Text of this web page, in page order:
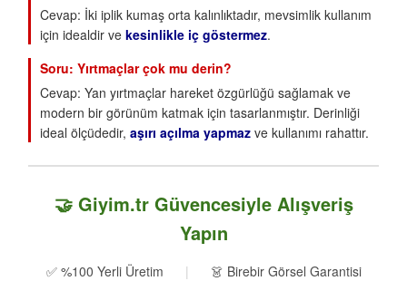
Cevap: İki iplik kumaş orta kalınlıktadır, mevsimlik kullanım
için idealdir ve kesinlikle iç göstermez.
Soru: Yırtmaçlar çok mu derin?
Cevap: Yan yırtmaçlar hareket özgürlüğü sağlamak ve
modern bir görünüm katmak için tasarlanmıştır. Derinliği
ideal ölçüdedir, aşırı açılma yapmaz ve kullanımı rahattır.
🤝 Giyim.tr Güvencesiyle Alışveriş
Yapın
✅ %100 Yerli Üretim |
👗 Birebir Görsel Garantisi